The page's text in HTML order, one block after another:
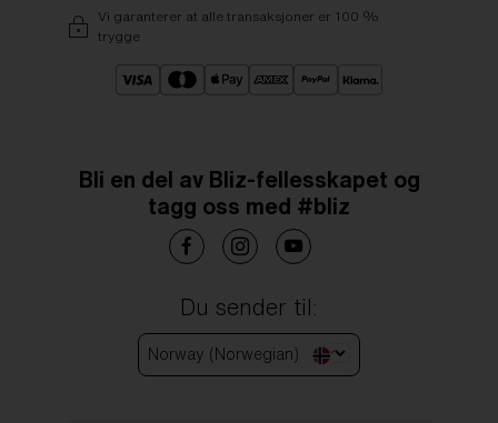
Vi garanterer at alle transaksjoner er 100 %
trygge
Bli en del av Bliz-fellesskapet og
tagg oss med #bliz
Du sender til:
Norway (Norwegian)